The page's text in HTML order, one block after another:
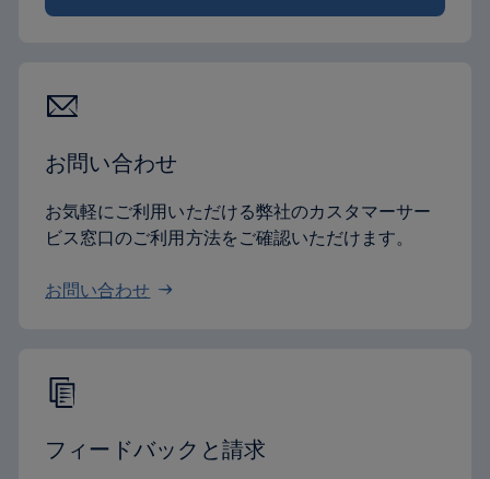
お問い合わせ
お気軽にご利用いただける弊社のカスタマーサー
ビス窓口のご利用方法をご確認いただけます。
お問い合わせ
フィードバックと請求